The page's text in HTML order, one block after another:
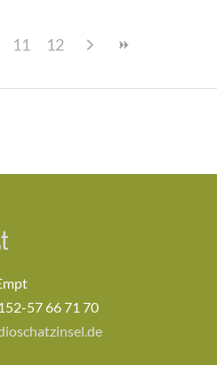
11 12
57 66 71 70